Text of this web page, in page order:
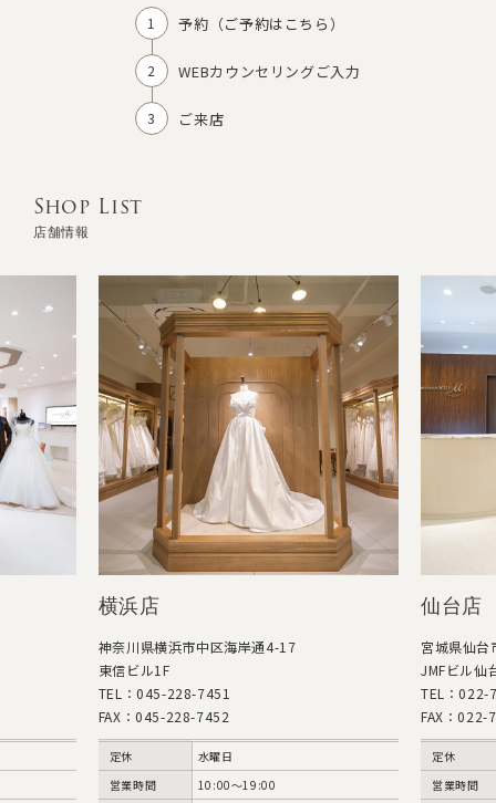
予約（ご予約はこちら）
WEBカウンセリングご入力
ご来店
Shop List
店舗情報
横浜店
神奈川県横浜市中区海岸通4-17
東信ビル1F
TEL：045-228-7451
FAX：045-228-7452
定休
水曜日
営業時間
10:00〜19:00
仙台店
宮城県仙
JMFビル仙
TEL：022-
FAX：022-
定休
営業時間